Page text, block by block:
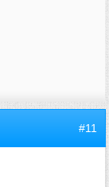
#11